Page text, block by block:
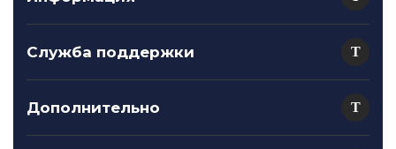
Служба поддержки
Дополнительно